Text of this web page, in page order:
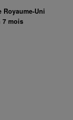
Uni
7 mois